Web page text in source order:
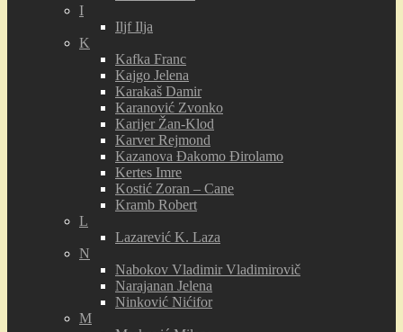
I
Iljf Ilja
K
Kafka Franc
Kajgo Jelena
Karakaš Damir
Karanović Zvonko
Karijer Žan-Klod
Karver Rejmond
Kazanova Đakomo Đirolamo
Kertes Imre
Kostić Zoran – Cane
Kramb Robert
L
Lazarević K. Laza
N
Nabokov Vladimir Vladimirovič
Narajanan Jelena
Ninković Nićifor
M